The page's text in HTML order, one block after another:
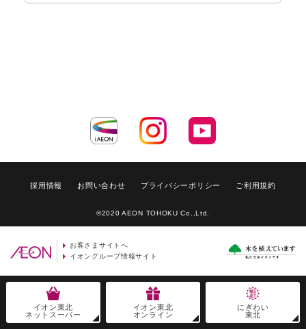
イオン東北
ネットスーパー
イオン東北
オンライン
にぎわい
東北
採用情報 お問い合わせ プライバシーポリシー ご利用規約
©2020 AEON TOHOKU Co.,Ltd.
お客さまサイトへ
イオングループ情報サイト